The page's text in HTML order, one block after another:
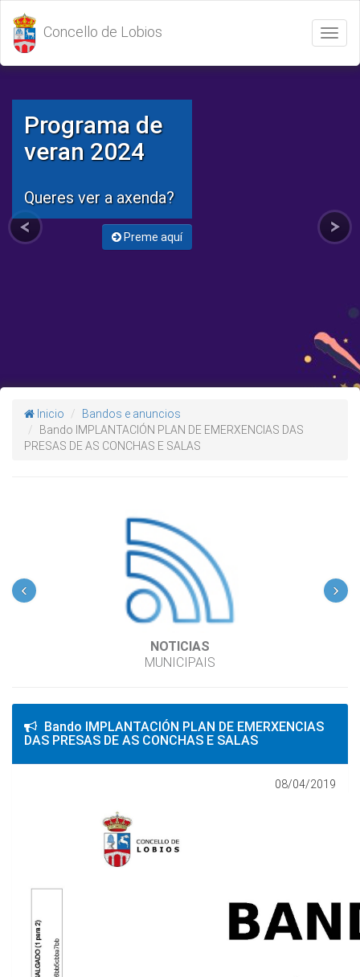
Abrir
/
Cerrar
Concello de Lobios
Programa de
veran 2024
Queres ver a axenda?
Preme aquí
Inicio
Bandos e anuncios
Bando IMPLANTACIÓN PLAN DE EMERXENCIAS DAS
PRESAS DE AS CONCHAS E SALAS
NOTICIAS
MUNICIPAIS
‹ ›
Bando IMPLANTACIÓN PLAN DE EMERXENCIAS
DAS PRESAS DE AS CONCHAS E SALAS
08/04/2019